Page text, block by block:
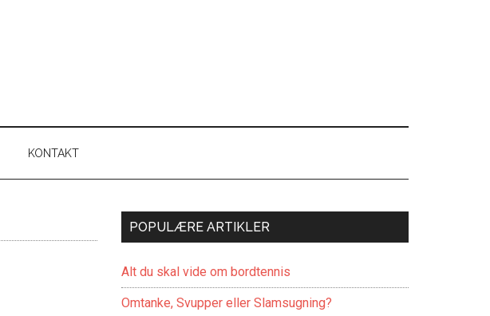
KONTAKT
POPULÆRE ARTIKLER
Alt du skal vide om bordtennis
Omtanke, Svupper eller Slamsugning?